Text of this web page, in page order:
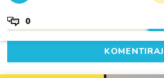
0
KOMENTIRAJ